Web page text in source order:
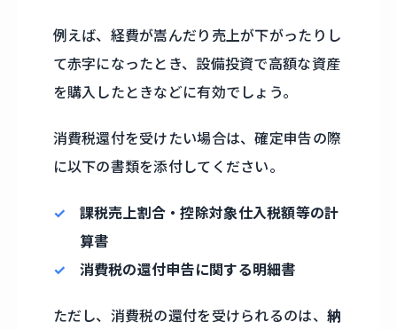
例えば、経費が嵩んだり売上が下がったりし
て赤字になったとき、設備投資で高額な資産
を購入したときなどに有効でしょう。
消費税還付を受けたい場合は、確定申告の際
に以下の書類を添付してください。
課税売上割合・控除対象仕入税額等の計
算書
消費税の還付申告に関する明細書
ただし、消費税の還付を受けられるのは、 納